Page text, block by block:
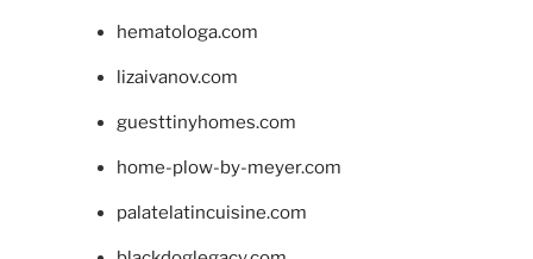
hematologa.com
lizaivanov.com
guesttinyhomes.com
home-plow-by-meyer.com
palatelatincuisine.com